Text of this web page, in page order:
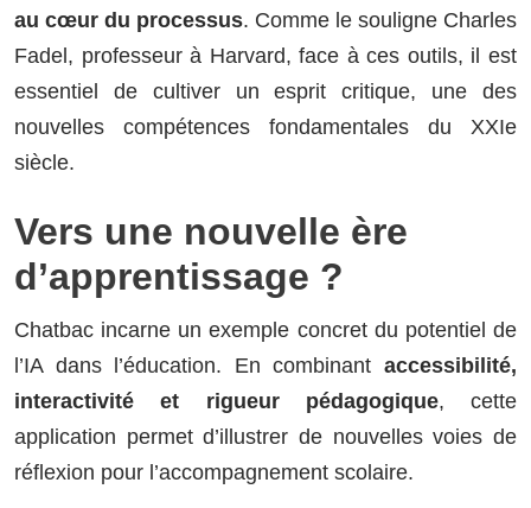
au cœur du processus. Comme le souligne Charles
Fadel, professeur à Harvard, face à ces outils, il est
essentiel de cultiver un esprit critique, une des
nouvelles compétences fondamentales du XXIe
siècle.
Vers une nouvelle ère
d’apprentissage ?
Chatbac incarne un exemple concret du potentiel de
l’IA dans l’éducation. En combinant accessibilité,
interactivité et rigueur pédagogique, cette
application permet d’illustrer de nouvelles voies de
réflexion pour l’accompagnement scolaire.